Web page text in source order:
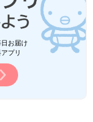
お届け
プリ